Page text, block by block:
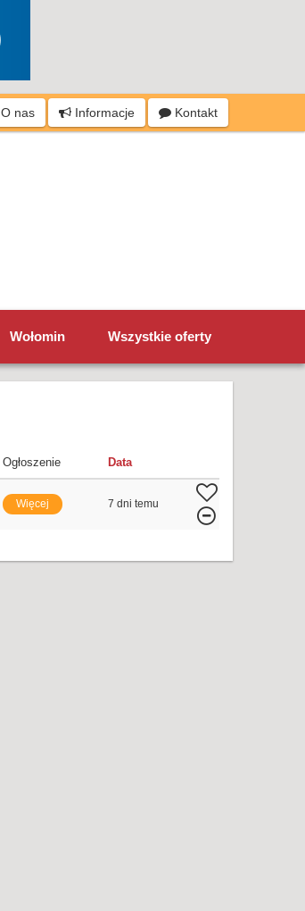
O nas Informacje Kontakt
Wołomin Wszystkie oferty
Ogłoszenie Data
Więcej 7 dni temu